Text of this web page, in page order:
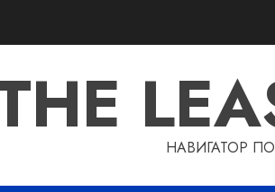
НАВИГАТОР